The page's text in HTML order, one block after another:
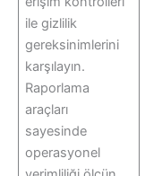
ile gizlilik
gereksinimlerini
karşılayın.
Raporlama
araçları
sayesinde
operasyonel